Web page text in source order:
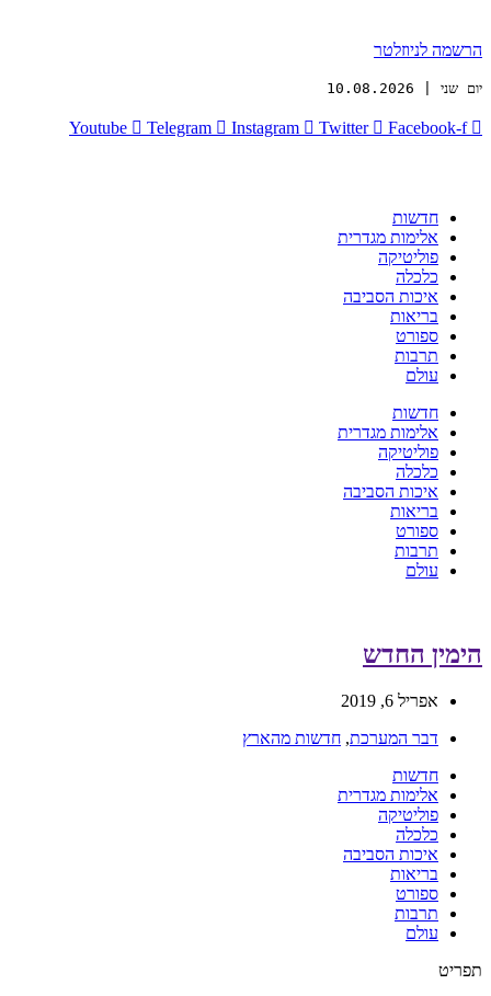
הרשמה לניוזלטר
יום שני | 10.08.2026
Youtube Telegram Instagram Twitter Facebook-f
חדשות
אלימות מגדרית
פוליטיקה
כלכלה
איכות הסביבה
בריאות
ספורט
תרבות
עולם
חדשות
אלימות מגדרית
פוליטיקה
כלכלה
איכות הסביבה
בריאות
ספורט
תרבות
עולם
הימין החדש
אפריל 6, 2019
דבר המערכת, חדשות מהארץ
חדשות
אלימות מגדרית
פוליטיקה
כלכלה
איכות הסביבה
בריאות
ספורט
תרבות
עולם
תפריט